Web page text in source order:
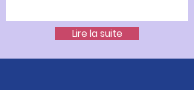
Lire la suite